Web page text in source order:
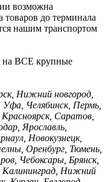
возможна
до терминала
нашим транспортом
на ВСЕ крупные
Нижний новгород,
Челябинск, Пермь,
Саратов,
Ярославль,
Новокузнецк,
Оренбург, Тюмень,
Чебоксары, Брянск,
Калининград, Нижний